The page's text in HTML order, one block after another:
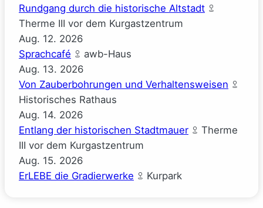
Rundgang durch die historische Altstadt
Therme III vor dem Kurgastzentrum
Aug. 12. 2026
Sprachcafé
awb-Haus
Aug. 13. 2026
Von Zauberbohrungen und Verhaltensweisen
Historisches Rathaus
Aug. 14. 2026
Entlang der historischen Stadtmauer
Therme
III vor dem Kurgastzentrum
Aug. 15. 2026
ErLEBE die Gradierwerke
Kurpark